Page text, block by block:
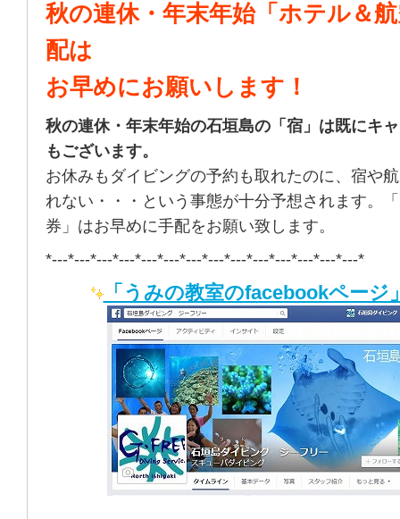
秋の連休・年末年始「ホテル＆
配は
お早めにお願いします！
秋の連休・年末年始の石垣島の「宿」は既にキ
もございます。
お休みもダイビングの予約も取れたのに、宿や
れない・・・という事態が十分予想されます。
券」はお早めに手配をお願い致します。
*---*---*---*---*---*---*---*---*---*---*---*---*---*---*
「うみの教室のfacebookページ